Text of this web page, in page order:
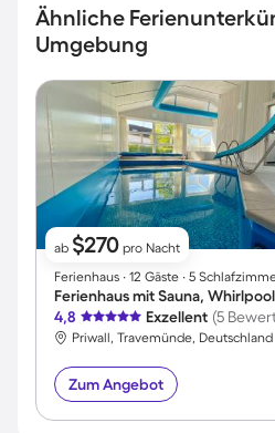
Ähnliche
Umgebung
ab $270 pro Nacht
Ferienhaus ∙ 12 Gäste ∙ 5
4,8
Exzellent (5
Priwall, Travemünde, Deutschland
Zum Angebot